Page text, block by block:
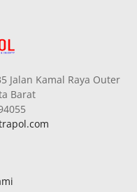
Jalan Kamal Raya Outer
Barat